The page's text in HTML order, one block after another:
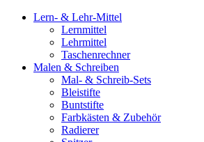
Lern- & Lehr-Mittel
Lernmittel
Lehrmittel
Taschenrechner
Malen & Schreiben
Mal- & Schreib-Sets
Bleistifte
Buntstifte
Farbkästen & Zubehör
Radierer